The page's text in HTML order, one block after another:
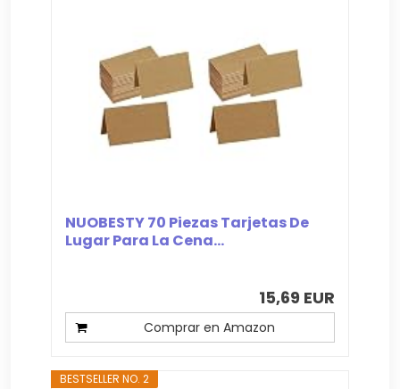
NUOBESTY 70 Piezas Tarjetas De
Lugar Para La Cena...
15,69 EUR
Comprar en Amazon
BESTSELLER NO. 2